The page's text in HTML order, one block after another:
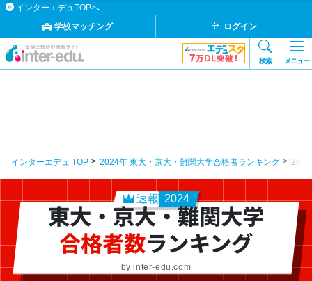
インターエデュTOPへ
学校マッチング
ログイン
検索 メニュー
インターエデュ TOP 2024年 東大・京大・難関大学合格者ランキング
速報 2024
東大・京大・難関大学
合格者数ランキング
by inter-edu.com